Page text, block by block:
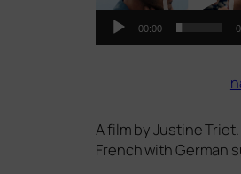
00:00
A film by Justine Triet.
French with German